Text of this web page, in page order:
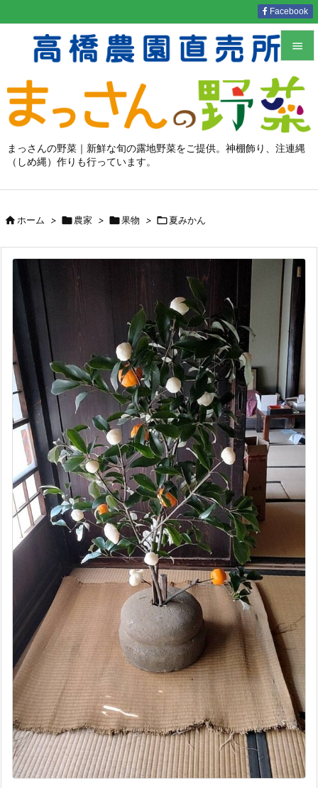
まっさんの野菜｜新鮮な旬の露地野菜をご提供。神棚飾り、注連縄
（しめ縄）作りも行っています。


メニュ

サイド

Facebook
ホーム > 農家 > 果物 > 夏みかん